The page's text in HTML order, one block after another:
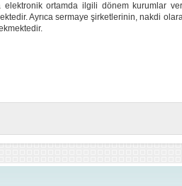
ortamda ilgili dönem kurumlar
Ayrıca sermaye şirketlerinin, nakdi